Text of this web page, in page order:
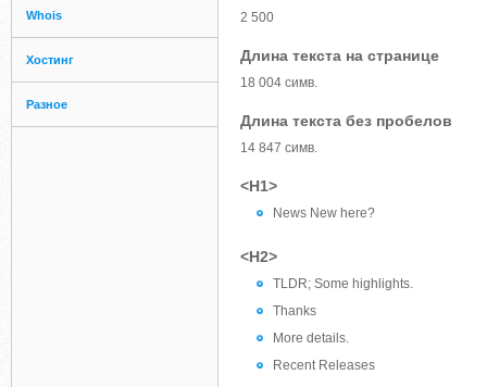
Whois
Хостинг
Разное
2 500
Длина текста на странице
18 004 симв.
Длина текста без пробелов
14 847 симв.
<H1>
News New here?
<H2>
TLDR; Some highlights.
Thanks
More details.
Recent Releases